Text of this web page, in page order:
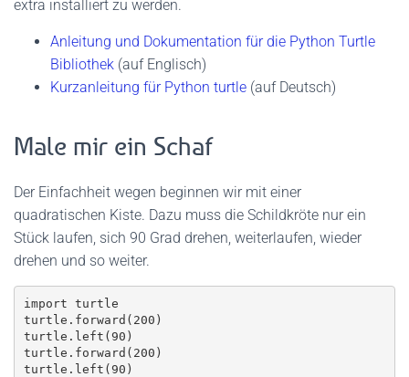
extra installiert zu werden.
Anleitung und Dokumentation für die Python Turtle
Bibliothek (auf Englisch)
Kurzanleitung für Python turtle (auf Deutsch)
Male mir ein Schaf
Der Einfachheit wegen beginnen wir mit einer
quadratischen Kiste. Dazu muss die Schildkröte nur ein
Stück laufen, sich 90 Grad drehen, weiterlaufen, wieder
drehen und so weiter.
import turtle
turtle.forward(200)
turtle.left(90)
turtle.forward(200)
turtle.left(90)